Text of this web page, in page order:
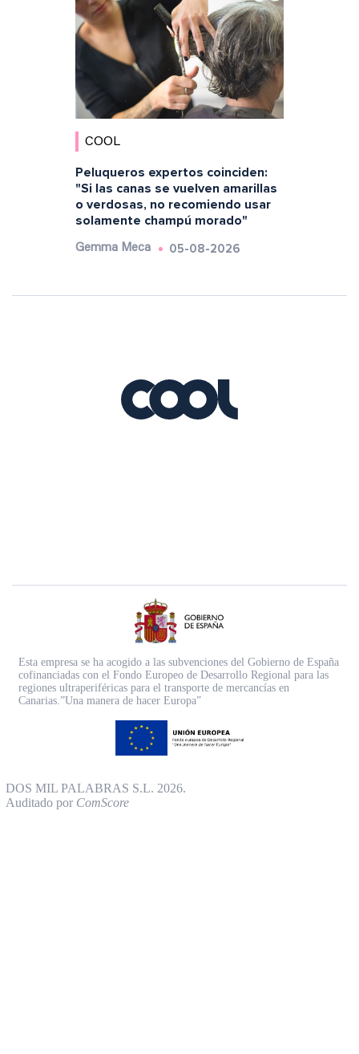
COOL
Peluqueros expertos coinciden:
"Si las canas se vuelven amarillas
o verdosas, no recomiendo usar
solamente champú morado"
Gemma Meca 05-08-2026
Esta empresa se ha acogido a las subvenciones del Gobierno de España
cofinanciadas con el Fondo Europeo de Desarrollo Regional para las
regiones ultraperiféricas para el transporte de mercancías en
Canarias.”Una manera de hacer Europa”
DOS MIL PALABRAS S.L. 2026.
Auditado por ComScore